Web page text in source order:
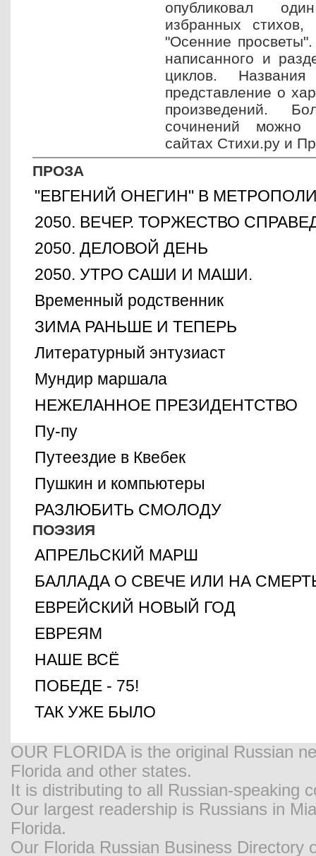
опубликовал
избранных
"Осенние
написанного и
циклов.
представление о
произведений.
сочинений можно
сайтах Стихи.ру и
ПРОЗА
"ЕВГЕНИЙ ОНЕГИН" В
2050. ВЕЧЕР. ТОРЖЕСТВО
2050. ДЕЛОВОЙ ДЕНЬ
2050. УТРО САШИ И МАШИ.
Временный родственник
ЗИМА РАНЬШЕ И ТЕПЕРЬ
Литературный энтузиаст
Мундир маршала
НЕЖЕЛАННОЕ ПРЕЗИДЕНТСТВО
Пу-пу
Путеездие в Квебек
Пушкин и компьютеры
РАЗЛЮБИТЬ СМОЛОДУ
ПОЭЗИЯ
АПРЕЛЬСКИЙ МАРШ
БАЛЛАДА О СВЕЧЕ ИЛИ НА
ЕВРЕЙСКИЙ НОВЫЙ ГОД
ЕВРЕЯМ
НАШЕ ВСЁ
ПОБЕДЕ - 75!
ТАК УЖЕ БЫЛО
OUR FLORIDA is the original Russian
Florida and other states.
It is distributing to all Russian-speaking
Our largest readership is Russians in
Florida.
Our Florida Russian Business Directory